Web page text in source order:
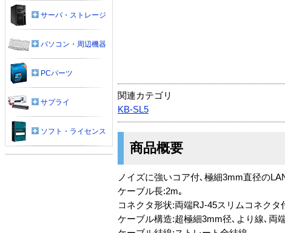
関連カテゴリ
KB-SL5
商品概要
ノイズに強いコア付､極細3mm直径の
ケーブル長:2m｡
コネクタ形状:両端RJ-45スリムコネクタ
ケーブル構造:超極細3mm径､より線､両
サーバ・ストレージ
パソコン・周辺機器
PCパーツ
サプライ
ソフト・ライセンス